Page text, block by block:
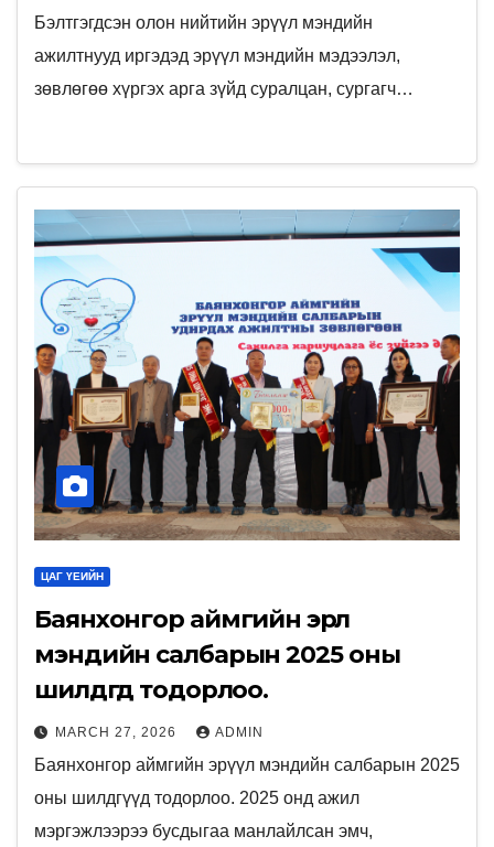
Бэлтгэгдсэн олон нийтийн эрүүл мэндийн
ажилтнууд иргэдэд эрүүл мэндийн мэдээлэл,
зөвлөгөө хүргэх арга зүйд суралцан, сургагч…
ЦАГ ҮЕИЙН
Баянхонгор аймгийн эрүүл
мэндийн салбарын 2025 оны
шилдгүүд тодорлоо.
MARCH 27, 2026 ADMIN
Баянхонгор аймгийн эрүүл мэндийн салбарын 2025
оны шилдгүүд тодорлоо. 2025 онд ажил
мэргэжлээрээ бусдыгаа манлайлсан эмч,